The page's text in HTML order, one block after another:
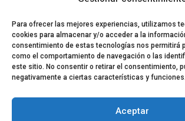
Para ofrecer las mejores experiencias, utilizamos
cookies para almacenar y/o acceder a la
consentimiento de estas tecnologías nos permitirá
como el comportamiento de navegación o las
este sitio. No consentir o retirar el consentimiento,
negativamente a ciertas características y funciones.
Aceptar
Equipo EPDLT Contacto